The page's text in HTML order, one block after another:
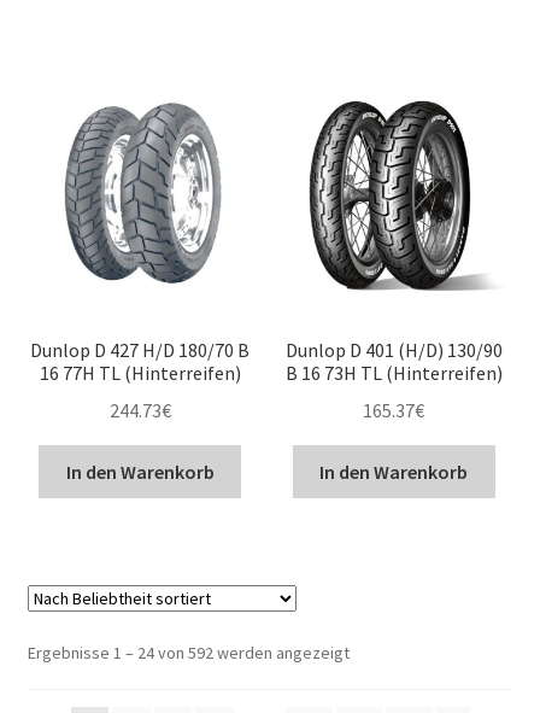
Dunlop D 427 H/D 180/70 B
16 77H TL (Hinterreifen)
244.73€
In den Warenkorb
Dunlop D 401 (H/D) 130/90
B 16 73H TL (Hinterreifen)
165.37€
In den Warenkorb
Ergebnisse 1 – 24 von 592 werden angezeigtNach